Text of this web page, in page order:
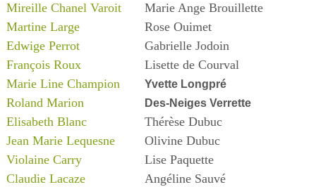
Mireille Chanel Varoit
Marie Ange Brouillette
Martine Large
Rose Ouimet
Edwige Perrot
Gabrielle Jodoin
François Roux
Lisette de Courval
Marie Line Champion
Yvette Longpré
Roland Marion Des-Neiges Verrette
Elisabeth Blanc
Thérèse Dubuc
Jean Marie Lequesne
Olivine Dubuc
Violaine Carry
Lise Paquette
Claudie Lacaze
Angéline Sauvé